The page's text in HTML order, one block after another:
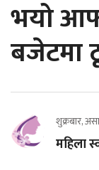
भयो
बजेटमा
शुक्रबार,
महिला